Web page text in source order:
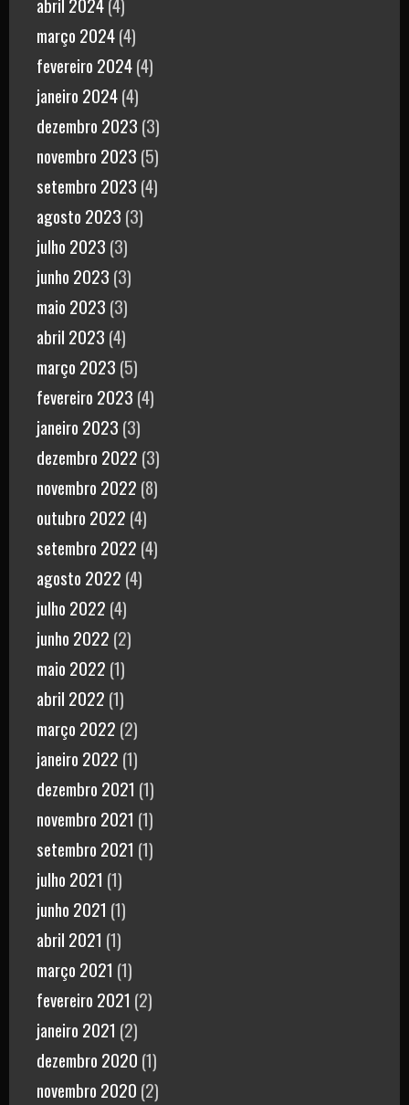
março 2024(4)
fevereiro 2024(4)
janeiro 2024(4)
dezembro 2023 (3)
novembro 2023 (5)
setembro 2023 (4)
agosto 2023 (3)
julho 2023 (3)
junho 2023 (3)
maio 2023 (3)
abril 2023 (4)
março 2023 (5)
fevereiro 2023 (4)
janeiro 2023 (3)
dezembro 2022 (3)
novembro 2022 (8)
outubro 2022 (4)
setembro 2022 (4)
agosto 2022 (4)
julho 2022 (4)
junho 2022 (2)
maio 2022 (1)
abril 2022 (1)
março 2022 (2)
janeiro 2022 (1)
dezembro 2021 (1)
novembro 2021 (1)
setembro 2021 (1)
julho 2021 (1)
junho 2021 (1)
abril 2021 (1)
março 2021 (1)
fevereiro 2021 (2)
janeiro 2021 (2)
dezembro 2020 (1)
novembro 2020 (2)